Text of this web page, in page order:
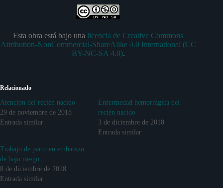
Esta obra está bajo una licencia de Creative Commons
Attribution-NonCommercial-ShareAlike 4.0 International (CC
BY-NC-SA 4.0).
Relacionado
Atención del recién nacido
29 de noviembre de 2018
Entrada similar
Enfermedad hemorrágica del
recién nacido
3 de diciembre de 2018
Entrada similar
Trabajo de parto en embarazo
de bajo riesgo
8 de diciembre de 2018
Entrada similar